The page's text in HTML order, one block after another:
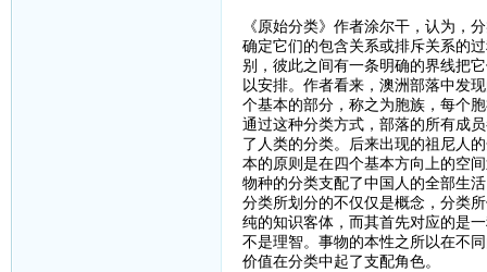
《原始分类》作者涂尔干，认为，
确定它们的包含关系或排斥关系的
别，彼此之间有一条明确的界线把
以安排。作者看来，澳洲部落中发
个基本的部分，称之为胞族，每个
通过这种分类方式，部落的所有成
了人类的分类。后来出现的祖尼人
本的原则是在四个基本方向上的空
物种的分类支配了中国人的全部生
分类所划分的不仅仅是概念，分类
纯的知识客体，而其首先对应的是
不是理智。事物的本性之所以在不
价值在分类中起了支配角色。